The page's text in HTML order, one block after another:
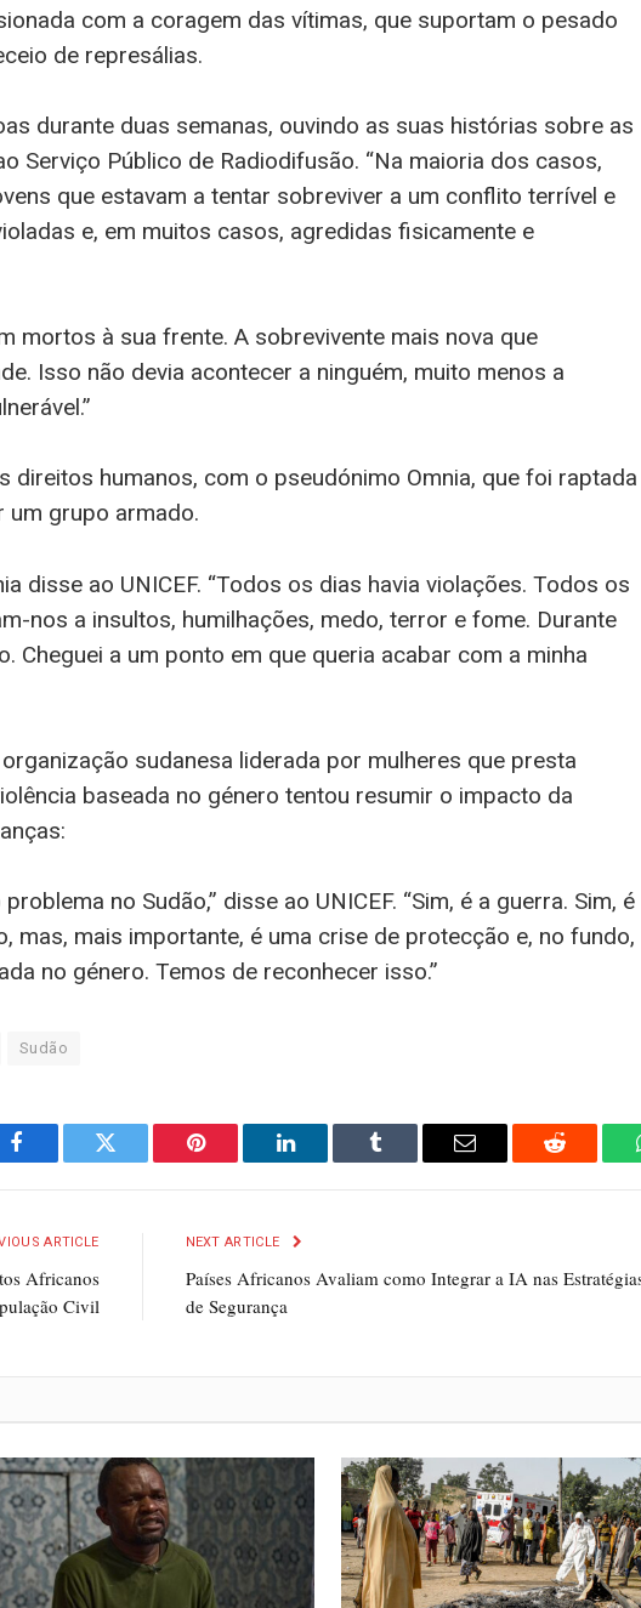
com a coragem das vítimas, que suportam o pesado
de represálias.
durante duas semanas, ouvindo as suas histórias sobre as
Serviço Público de Radiodifusão. “Na maioria dos casos,
que estavam a tentar sobreviver a um conflito terrível e
e, em muitos casos, agredidas fisicamente e
mortos à sua frente. A sobrevivente mais nova que
Isso não devia acontecer a ninguém, muito menos a
direitos humanos, com o pseudónimo Omnia, que foi raptada
um grupo armado.
disse ao UNICEF. “Todos os dias havia violações. Todos os
nos a insultos, humilhações, medo, terror e fome. Durante
Cheguei a um ponto em que queria acabar com a minha
sudanesa liderada por mulheres que presta
baseada no género tentou resumir o impacto da
no Sudão,” disse ao UNICEF. “Sim, é a guerra. Sim, é
mas, mais importante, é uma crise de protecção e, no fundo,
no género. Temos de reconhecer isso.”
Sudão
Facebook Twitter Pinterest LinkedIn Tumblr Email Reddit
ARTICLE
Africanos
Civil
NEXT ARTICLE
Países Africanos Avaliam como Integrar a IA nas
de Segurança